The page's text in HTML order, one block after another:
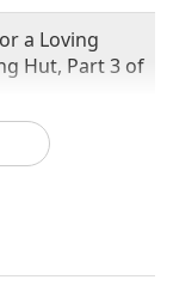
a Loving
Hut, Part 3 of
5360